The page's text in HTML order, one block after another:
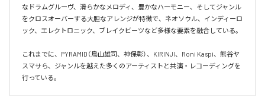
なドラムグルーヴ、滑らかなメロディ、豊かなハーモニー、そしてジャンル
をクロスオーバーする大胆なアレンジが特徴で、ネオソウル、インディーロ
ック、エレクトロニック、ブレイクビーツなど多様な要素を融合している。
これまでに、PYRAMID（鳥山雄司、神保彰）、KIRINJI、Roni Kaspi、熊谷ヤ
スマサら、ジャンルを越えた多くのアーティストと共演・レコーディングを
行っている。